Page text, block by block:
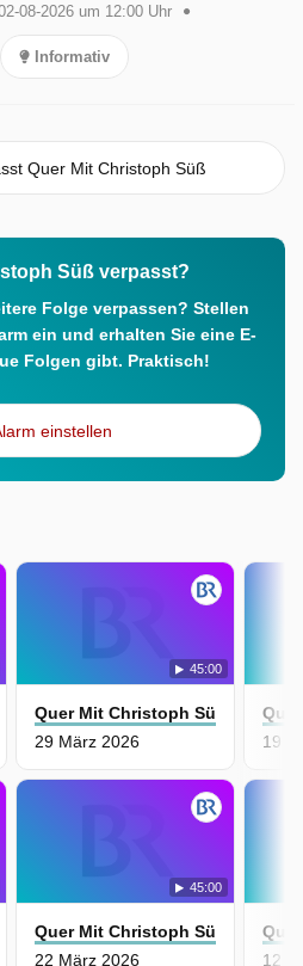
08-2026 um 12:00 Uhr
Informativ
Quer Mit Christoph Süß
Süß verpasst?
Folge verpassen? Stellen
ein und erhalten Sie eine E-
Folgen gibt. Praktisch!
einstellen
45:00
Quer Mit Christoph Süß
29 März 2026
45:00
Quer Mit Christoph Süß
22 März 2026
19
12